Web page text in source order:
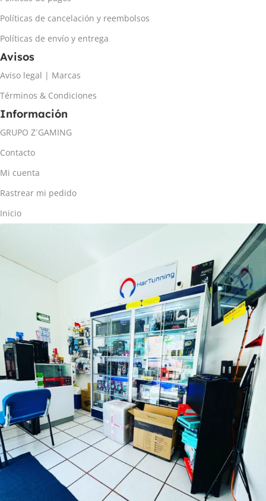
Políticas de cancelación y reembolsos
Políticas de envío y entrega
Avisos
Aviso legal | Marcas
Términos & Condiciones
Información
GRUPO Z´GAMING
Contacto
Mi cuenta
Rastrear mi pedido
Inicio